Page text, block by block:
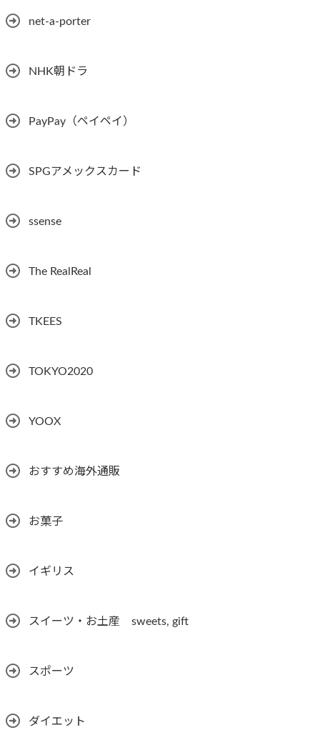
net-a-porter
NHK朝ドラ
PayPay（ペイペイ）
SPGアメックスカード
ssense
The RealReal
TKEES
TOKYO2020
YOOX
おすすめ海外通販
お菓子
イギリス
スイーツ・お土産 sweets, gift
スポーツ
ダイエット